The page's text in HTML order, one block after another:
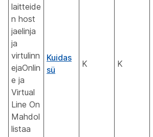
laitteide
n host
jaelinja
ja
virtulinn
ejaOnlin
e ja
Virtual
Line On
Mahdol
listaa
Kuidas
sü
K K